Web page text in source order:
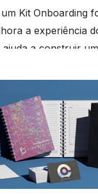
Kit Onboarding
a experiência
a construir